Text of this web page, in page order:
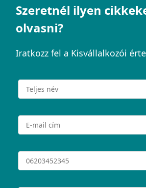
Szeretnél ilyen
olvasni?
Iratkozz fel a Kisvállalkozói